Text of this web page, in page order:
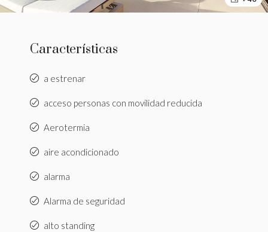
Características
a estrenar
acceso personas con movilidad reducida
Aerotermia
aire acondicionado
alarma
Alarma de seguridad
alto standing